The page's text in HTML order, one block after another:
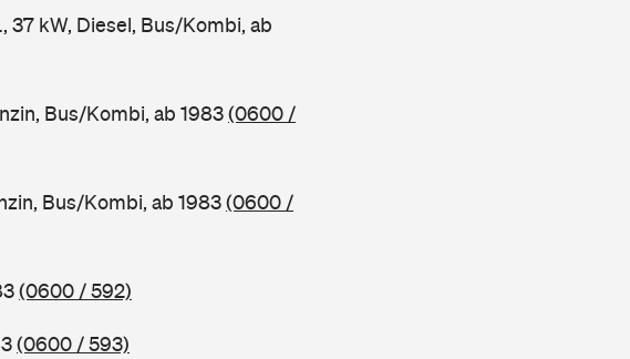
37 kW, Diesel, Bus/Kombi, ab
Bus/Kombi, ab 1983(0600 /
Bus/Kombi, ab 1983(0600 /
(0600 / 592)
(0600 / 593)